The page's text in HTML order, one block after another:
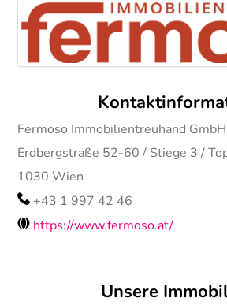
Fermoso Immobilientreuhand GmbH
Erdbergstraße 52-60 / Stiege 3 /
1030Wien
+43 1 997 42 46
https://www.fermoso.at/
Unsere